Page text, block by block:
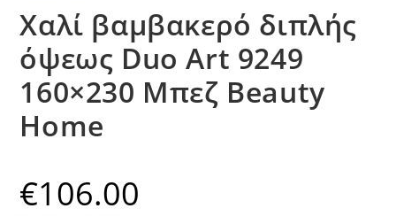
Χαλί βαμβακερό διπλής
όψεως Duo Art 9249
160×230 Μπεζ Beauty
Home
€106.00